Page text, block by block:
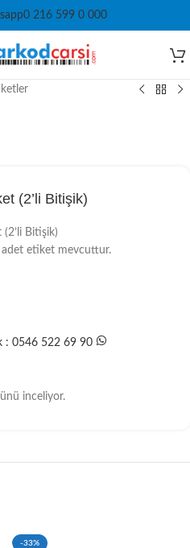
0 216 599 0 000
(2’li Bitişik)
Bitişik)
adet etiket mevcuttur.
: 0546 522 69 90
inceliyor.
-33%